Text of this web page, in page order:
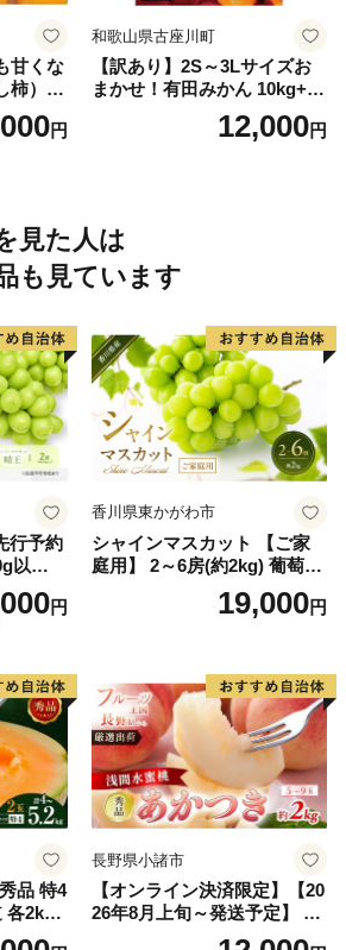
甘くな
柿）吊
約60～
円
和歌山県古座川町
【訳あり】2S～3Lサイズお
まかせ！有田みかん 10kg+2k
g保証分 11月から12月下旬ま
でに順次発送致します。 / 訳
12,000円
見た人は
も見ています
行予約
以
ト 晴
円
香川県東かがわ市
シャインマスカット 【ご家
庭用】 2～6房(約2kg) 葡萄 ぶ
どう ブドウ フルーツ 果物 く
だもの 果実 旬の果物 旬のフ
19,000円
品 特4
各2kg
ーム
長野県小諸市
【オンライン決済限定】【20
26年8月上旬～発送予定】 先
行予約 「浅間水蜜桃プレミ